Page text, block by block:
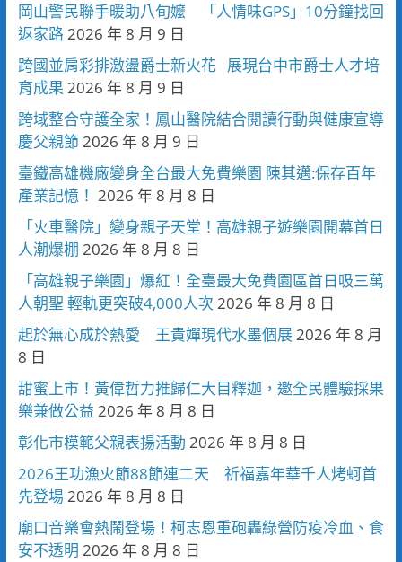
岡山警民聯手暖助八旬嬤 「人情味GPS」10分鐘找回
返家路2026 年 8 月 9 日
跨國並肩彩排激盪爵士新火花 展現台中市爵士人才培
育成果 2026 年 8 月 9 日
跨域整合守護全家！鳳山醫院結合閱讀行動與健康宣導
慶父親節2026 年 8 月 9 日
臺鐵高雄機廠變身全台最大免費樂園 陳其邁:保存百年
產業記憶！ 2026 年 8 月 8 日
「火車醫院」變身親子天堂！高雄親子遊樂園開幕首日
人潮爆棚 2026 年 8 月 8 日
「高雄親子樂園」爆紅！全臺最大免費園區首日吸三萬
人朝聖 輕軌更突破4,000人次 2026 年 8 月 8 日
起於無心成於熱愛 王貴嬋現代水墨個展2026 年 8 月
8 日
甜蜜上市！黃偉哲力推歸仁大目釋迦，邀全民體驗採果
樂兼做公益 2026 年 8 月 8 日
彰化市模範父親表揚活動 2026 年 8 月 8 日
2026王功漁火節88節連二天 祈福嘉年華千人烤蚵首
先登場2026 年 8 月 8 日
廟口音樂會熱鬧登場！柯志恩重砲轟綠營防疫冷血、食
安不透明 2026 年 8 月 8 日